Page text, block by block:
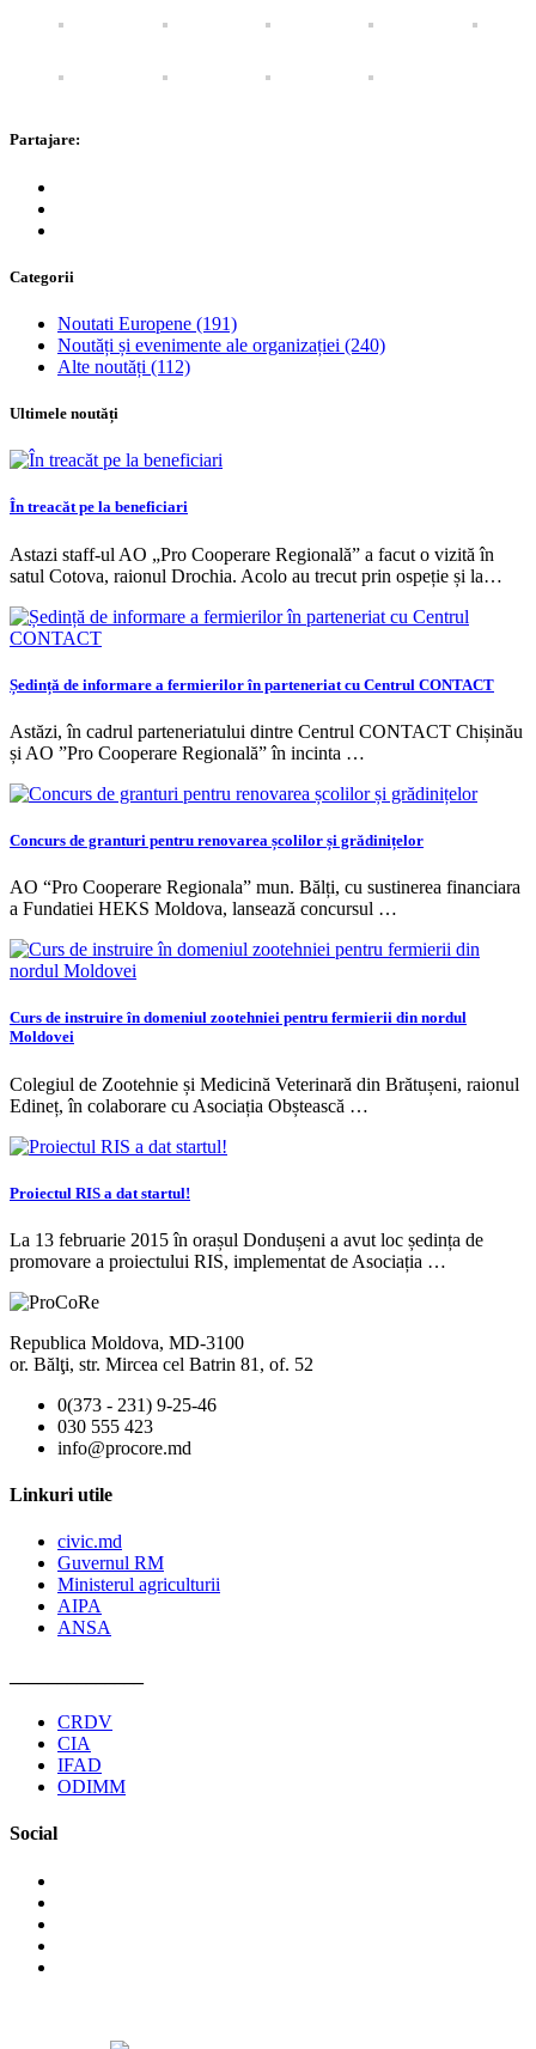
Partajare:
Categorii
Noutati Europene (191)
Noutăți și evenimente ale organizației (240)
Alte noutăți (112)
Ultimele noutăți
În treacăt pe la beneficiari
Astazi staff-ul AO „Pro Cooperare Regională” a facut o vizită în
satul Cotova, raionul Drochia. Acolo au trecut prin ospeție și la…
Ședință de informare a fermierilor în parteneriat cu Centrul CONTACT
Astăzi, în cadrul parteneriatului dintre Centrul CONTACT Chișinău
și AO ”Pro Cooperare Regională” în incinta …
Concurs de granturi pentru renovarea școlilor și grădinițelor
AO “Pro Cooperare Regionala” mun. Bălți, cu sustinerea financiara
a Fundatiei HEKS Moldova, lansează concursul …
Curs de instruire în domeniul zootehniei pentru fermierii din nordul
Moldovei
Colegiul de Zootehnie și Medicină Veterinară din Brătușeni, raionul
Edineț, în colaborare cu Asociația Obștească …
Proiectul RIS a dat startul!
La 13 februarie 2015 în orașul Dondușeni a avut loc ședința de
promovare a proiectului RIS, implementat de Asociația …
Republica Moldova, MD-3100
or. Bălţi, str. Mircea cel Batrin 81, of. 52
0(373 - 231) 9-25-46
030 555 423
info@procore.md
Linkuri utile
civic.md
Guvernul RM
Ministerul agriculturii
AIPA
ANSA
CRDV
CIA
IFAD
ODIMM
Social